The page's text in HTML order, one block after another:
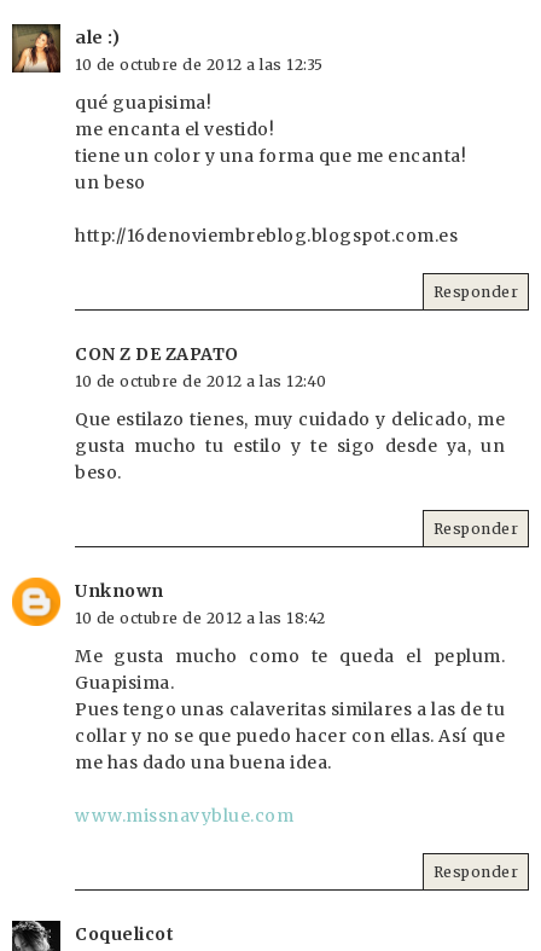
ale :)
10 de octubre de 2012 a las 12:35
qué guapisima!
me encanta el vestido!
tiene un color y una forma que me encanta!
un beso
http://16denoviembreblog.blogspot.com.es
Responder
CON Z DE ZAPATO
10 de octubre de 2012 a las 12:40
Que estilazo tienes, muy cuidado y delicado, me
gusta mucho tu estilo y te sigo desde ya, un
beso.
Responder
Unknown
10 de octubre de 2012 a las 18:42
Me gusta mucho como te queda el peplum.
Guapisima.
Pues tengo unas calaveritas similares a las de tu
collar y no se que puedo hacer con ellas. Así que
me has dado una buena idea.
www.missnavyblue.com
Responder
Coquelicot